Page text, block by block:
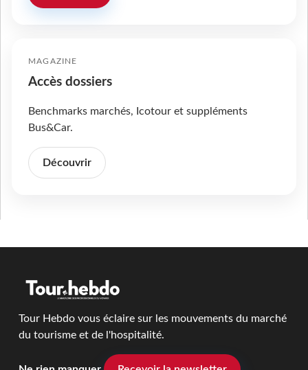
MAGAZINE
Accès dossiers
Benchmarks marchés, Icotour et suppléments
Bus&Car.
Découvrir
Tour Hebdo vous éclaire sur les mouvements du marché
du tourisme et de l'hospitalité.